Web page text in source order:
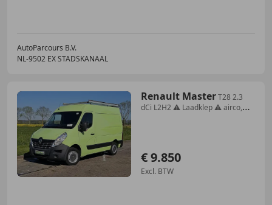
AutoParcours B.V.
NL-9502 EX STADSKANAAL
Renault MasterT28 2.3
dCi L2H2 ⚠️ Laadklep ⚠️ airco,
€ 9.850
Excl. BTW